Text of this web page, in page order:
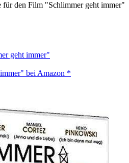
für den Film "Schlimmer geht immer"
geht immer"
bei Amazon *